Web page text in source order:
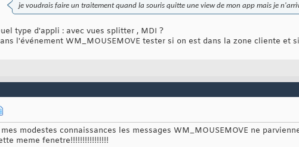
je voudrais faire un traitement quand la souris quitte une view de mon app mais je
type d'appli : avec vues splitter , MDI ?
l'événement WM_MOUSEMOVE tester si on est dans la zone cliente et
mes modestes connaissances les messages WM_MOUSEMOVE ne
meme fenetre!!!!!!!!!!!!!!!!